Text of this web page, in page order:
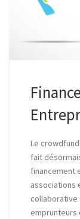
Le
fait
financement
associations
collaborative
emprunteurs